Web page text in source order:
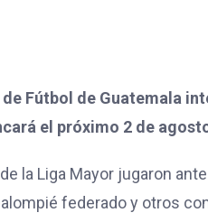
Fútbol de Guatemala
el próximo 2 de
la Liga Mayor jugaron
federado y otros